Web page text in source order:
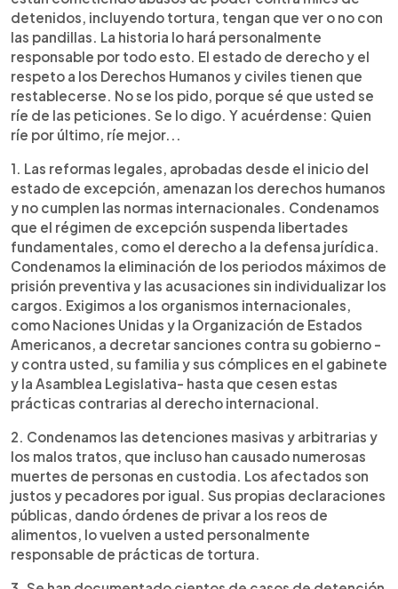
detenidos, incluyendo tortura, tengan que ver o no con
las pandillas. La historia lo hará personalmente
responsable por todo esto. El estado de derecho y el
respeto a los Derechos Humanos y civiles tienen que
restablecerse. No se los pido, porque sé que usted se
ríe de las peticiones. Se lo digo. Y acuérdense: Quien
ríe por último, ríe mejor...
1. Las reformas legales, aprobadas desde el inicio del
estado de excepción, amenazan los derechos humanos
y no cumplen las normas internacionales. Condenamos
que el régimen de excepción suspenda libertades
fundamentales, como el derecho a la defensa jurídica.
Condenamos la eliminación de los periodos máximos de
prisión preventiva y las acusaciones sin individualizar los
cargos. Exigimos a los organismos internacionales,
como Naciones Unidas y la Organización de Estados
Americanos, a decretar sanciones contra su gobierno -
y contra usted, su familia y sus cómplices en el gabinete
y la Asamblea Legislativa- hasta que cesen estas
prácticas contrarias al derecho internacional.
2. Condenamos las detenciones masivas y arbitrarias y
los malos tratos, que incluso han causado numerosas
muertes de personas en custodia. Los afectados son
justos y pecadores por igual. Sus propias declaraciones
públicas, dando órdenes de privar a los reos de
alimentos, lo vuelven a usted personalmente
responsable de prácticas de tortura.